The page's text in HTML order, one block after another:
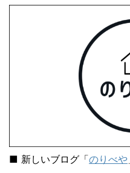
■ 新しいブログ「のりべや